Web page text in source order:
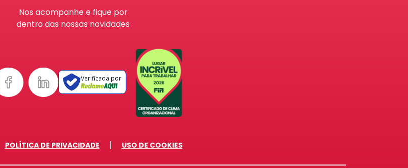
Nos acompanhe e fique por
dentro das nossas novidades
Verificada por
POLÍTICA DE PRIVACIDADE USO DE COOKIES